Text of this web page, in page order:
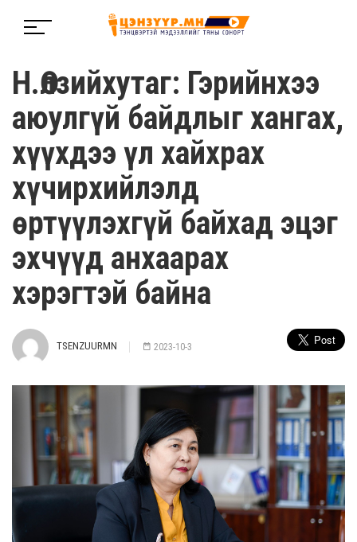
Н.Өлзийхутаг: Гэрийнхээ
аюулгүй байдлыг хангах,
хүүхдээ үл хайхрах
хүчирхийлэлд
өртүүлэхгүй байхад эцэг
эхчүүд анхаарах
хэрэгтэй байна
TSENZUURMN 2023-10-3